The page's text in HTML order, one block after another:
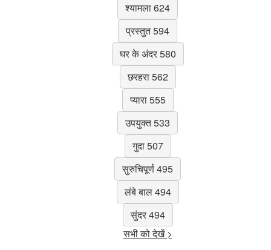
श्यामला 624
प्रस्तुत 594
घर के अंदर 580
छरहरा 562
प्यारा 555
उपयुक्त 533
गुदा 507
सुरुचिपूर्ण 495
लंबे बाल 494
सुंदर 494
सभी को देखें >